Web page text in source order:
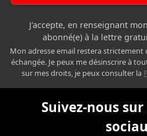
J'accepte, en renseignant
abonné(e) à la lettre
Mon adresse email restera
échangée. Je peux me désinscrire à
sur mes droits, je peux consulter la
Suivez-nous